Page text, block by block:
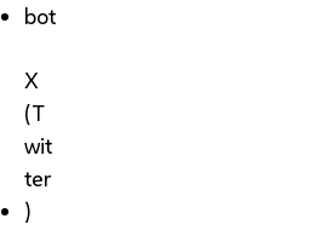
bot
X
(T
wit
ter
)